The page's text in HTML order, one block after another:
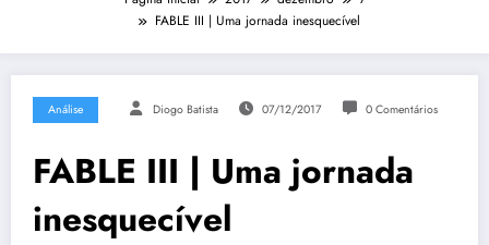
FABLE III | Uma jornada inesquecível
Análise Diogo Batista 07/12/2017 0 Comentários
FABLE III | Uma jornada
inesquecível